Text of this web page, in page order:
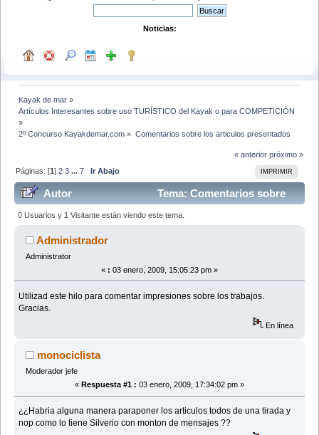
Noticias:
Kayak de mar »
Artículos Interesantes sobre uso TURÍSTICO del Kayak o para COMPETICIÓN
»
2º Concurso Kayakdemar.com » Comentarios sobre los articulos presentados
« anterior próximo »
IMPRIMIR
Páginas: [1]2 3 ...7 Ir Abajo
Autor
Tema: Comentarios sobre
los articulos presentados (Leído 349794 veces)
0 Usuarios y 1 Visitante están viendo este tema.
Administrador
Administrator
« : 03 enero, 2009, 15:05:23 pm »
Utilizad este hilo para comentar impresiones sobre los trabajos.
Gracias.
En línea
monociclista
Moderador jefe
« Respuesta #1 : 03 enero, 2009, 17:34:02 pm »
¿¿Habria alguna manera paraponer los articulos todos de una tirada y
nop como lo tiene Silverio con monton de mensajes ??